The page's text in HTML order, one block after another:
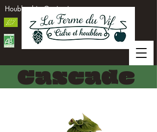
Houblon bio Occitanie
Cascade